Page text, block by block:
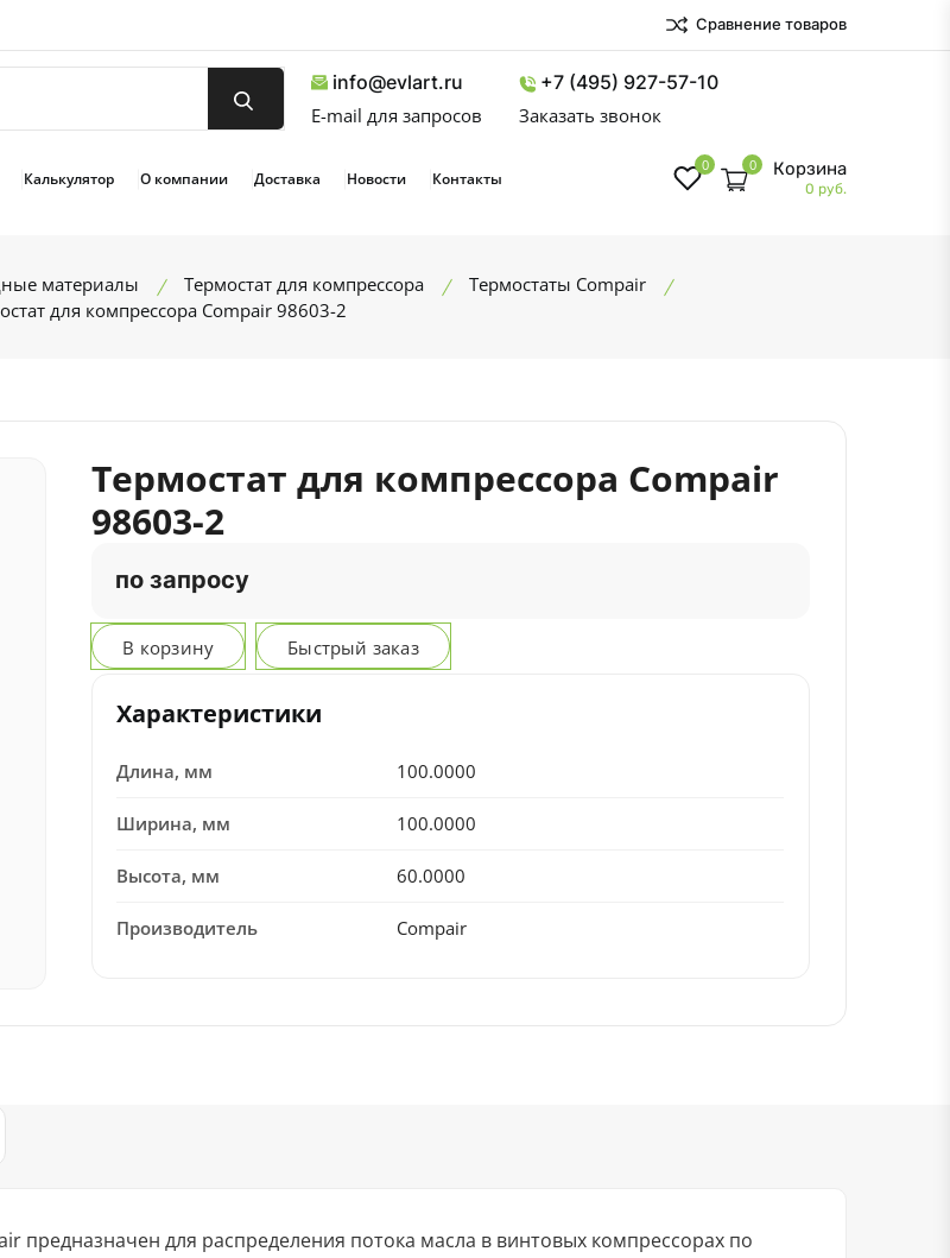
Сравнение товаров
info@evlart.ru
E-mail для запросов
+7 (495) 927-57-10
Заказать звонок
Калькулятор О компании Доставка Новости Контакты
0 0 Корзина
0 руб.
материалы Термостат для компрессора
Термостаты Compair
для компрессора Compair 98603-2
Термостат для компрессора Compair
98603-2
по запросу
В корзину Быстрый заказ
Характеристики
Длина, мм 100.0000
Ширина, мм 100.0000
Высота, мм 60.0000
Производитель Compair
предназначен для распределения потока масла в винтовых компрессорах по